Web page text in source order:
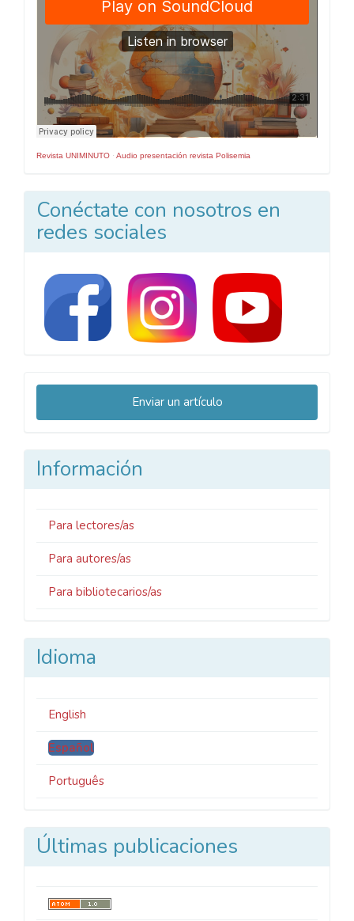
Revista UNIMINUTO · Audio presentación revista Polisemia
Conéctate con nosotros en
redes sociales
Enviar
un
artículo
Enviar un artículo
Información
Para lectores/as
Para autores/as
Para bibliotecarios/as
Idioma
English
Español
Português
Últimas publicaciones